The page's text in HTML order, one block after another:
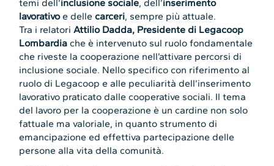
temi dell’inclusione sociale, dell’inserimento
lavorativoe dellecarceri, sempre più attuale.
Tra i relatori Attilio Dadda, Presidente di Legacoop
Lombardia che è intervenuto sul ruolo fondamentale
che riveste la cooperazione nell’attivare percorsi di
inclusione sociale. Nello specifico con riferimento al
ruolo di Legacoop e alle peculiarità dell’inserimento
lavorativo praticato dalle cooperative sociali. Il tema
del lavoro per la cooperazione è un cardine non solo
fattuale ma valoriale, in quanto strumento di
emancipazione ed effettiva partecipazione delle
persone alla vita della comunità.